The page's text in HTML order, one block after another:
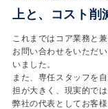
上と、コスト削
これまではコア業務と
お問い合わせをいただ
いました。
また、専任スタッフを
担が大きく、現実的で
弊社の代表としてお客